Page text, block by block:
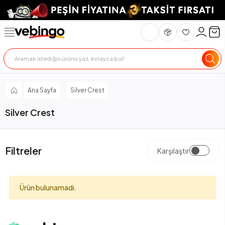
Ana Sayfa Silver Crest
Silver Crest
Filtreler Karşılaştır
Ürün bulunamadı.